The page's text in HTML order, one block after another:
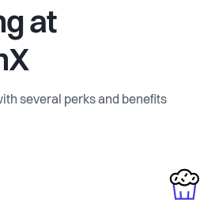
at
several perks and benefits